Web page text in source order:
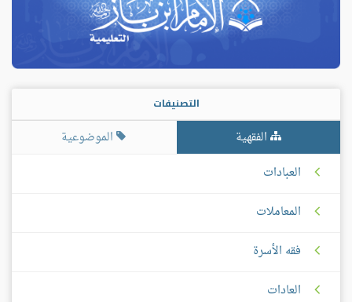
التصنيفات
الفقهية
الموضوعية
العبادات
المعاملات
فقه الأسرة
العادات